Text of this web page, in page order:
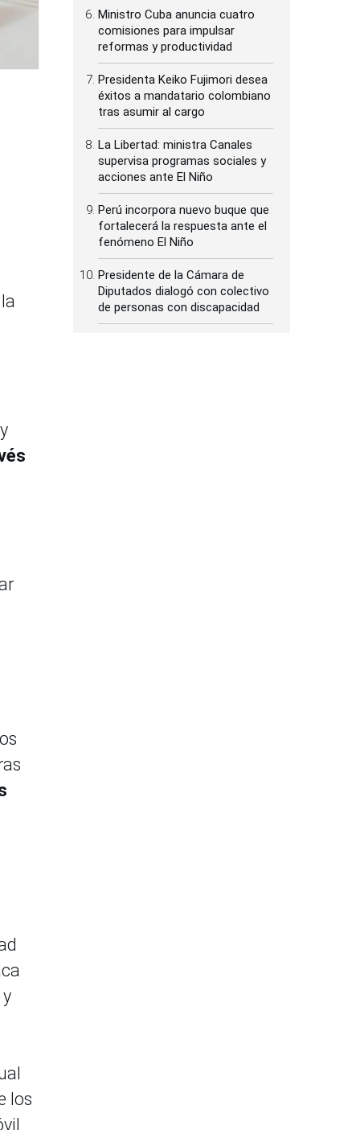
los
Ministro Cuba anuncia cuatro
comisiones para impulsar
reformas y productividad
Presidenta Keiko Fujimori desea
éxitos a mandatario colombiano
tras asumir al cargo
La Libertad: ministra Canales
supervisa programas sociales y
acciones ante El Niño
Perú incorpora nuevo buque que
fortalecerá la respuesta ante el
fenómeno El Niño
Presidente de la Cámara de
Diputados dialogó con colectivo
de personas con discapacidad